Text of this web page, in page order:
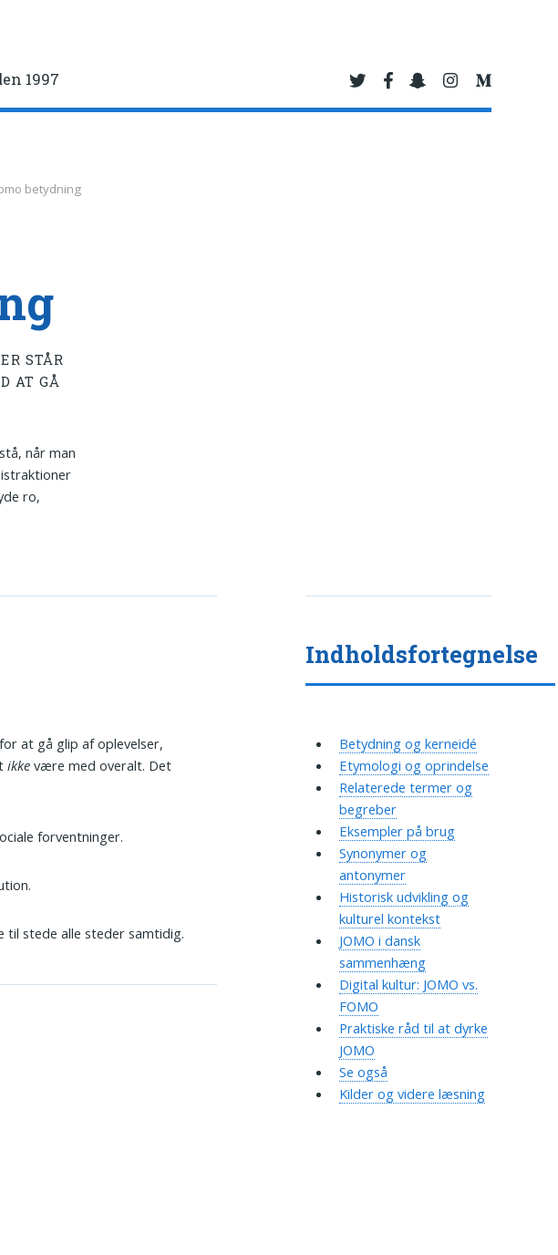
1997
betydning
STÅR
AT GÅ
når man
ro,
at gå glip af oplevelser,
ikke være med overalt. Det
forventninger.
til stede alle steder samtidig.
Indholdsfortegnelse
Betydning og kerneidé
Etymologi og oprindelse
Relaterede termer og
begreber
Eksempler på brug
Synonymer og
antonymer
Historisk udvikling og
kulturel kontekst
JOMO i dansk
sammenhæng
Digital kultur: JOMO vs.
FOMO
Praktiske råd til at dyrke
JOMO
Se også
Kilder og videre læsning